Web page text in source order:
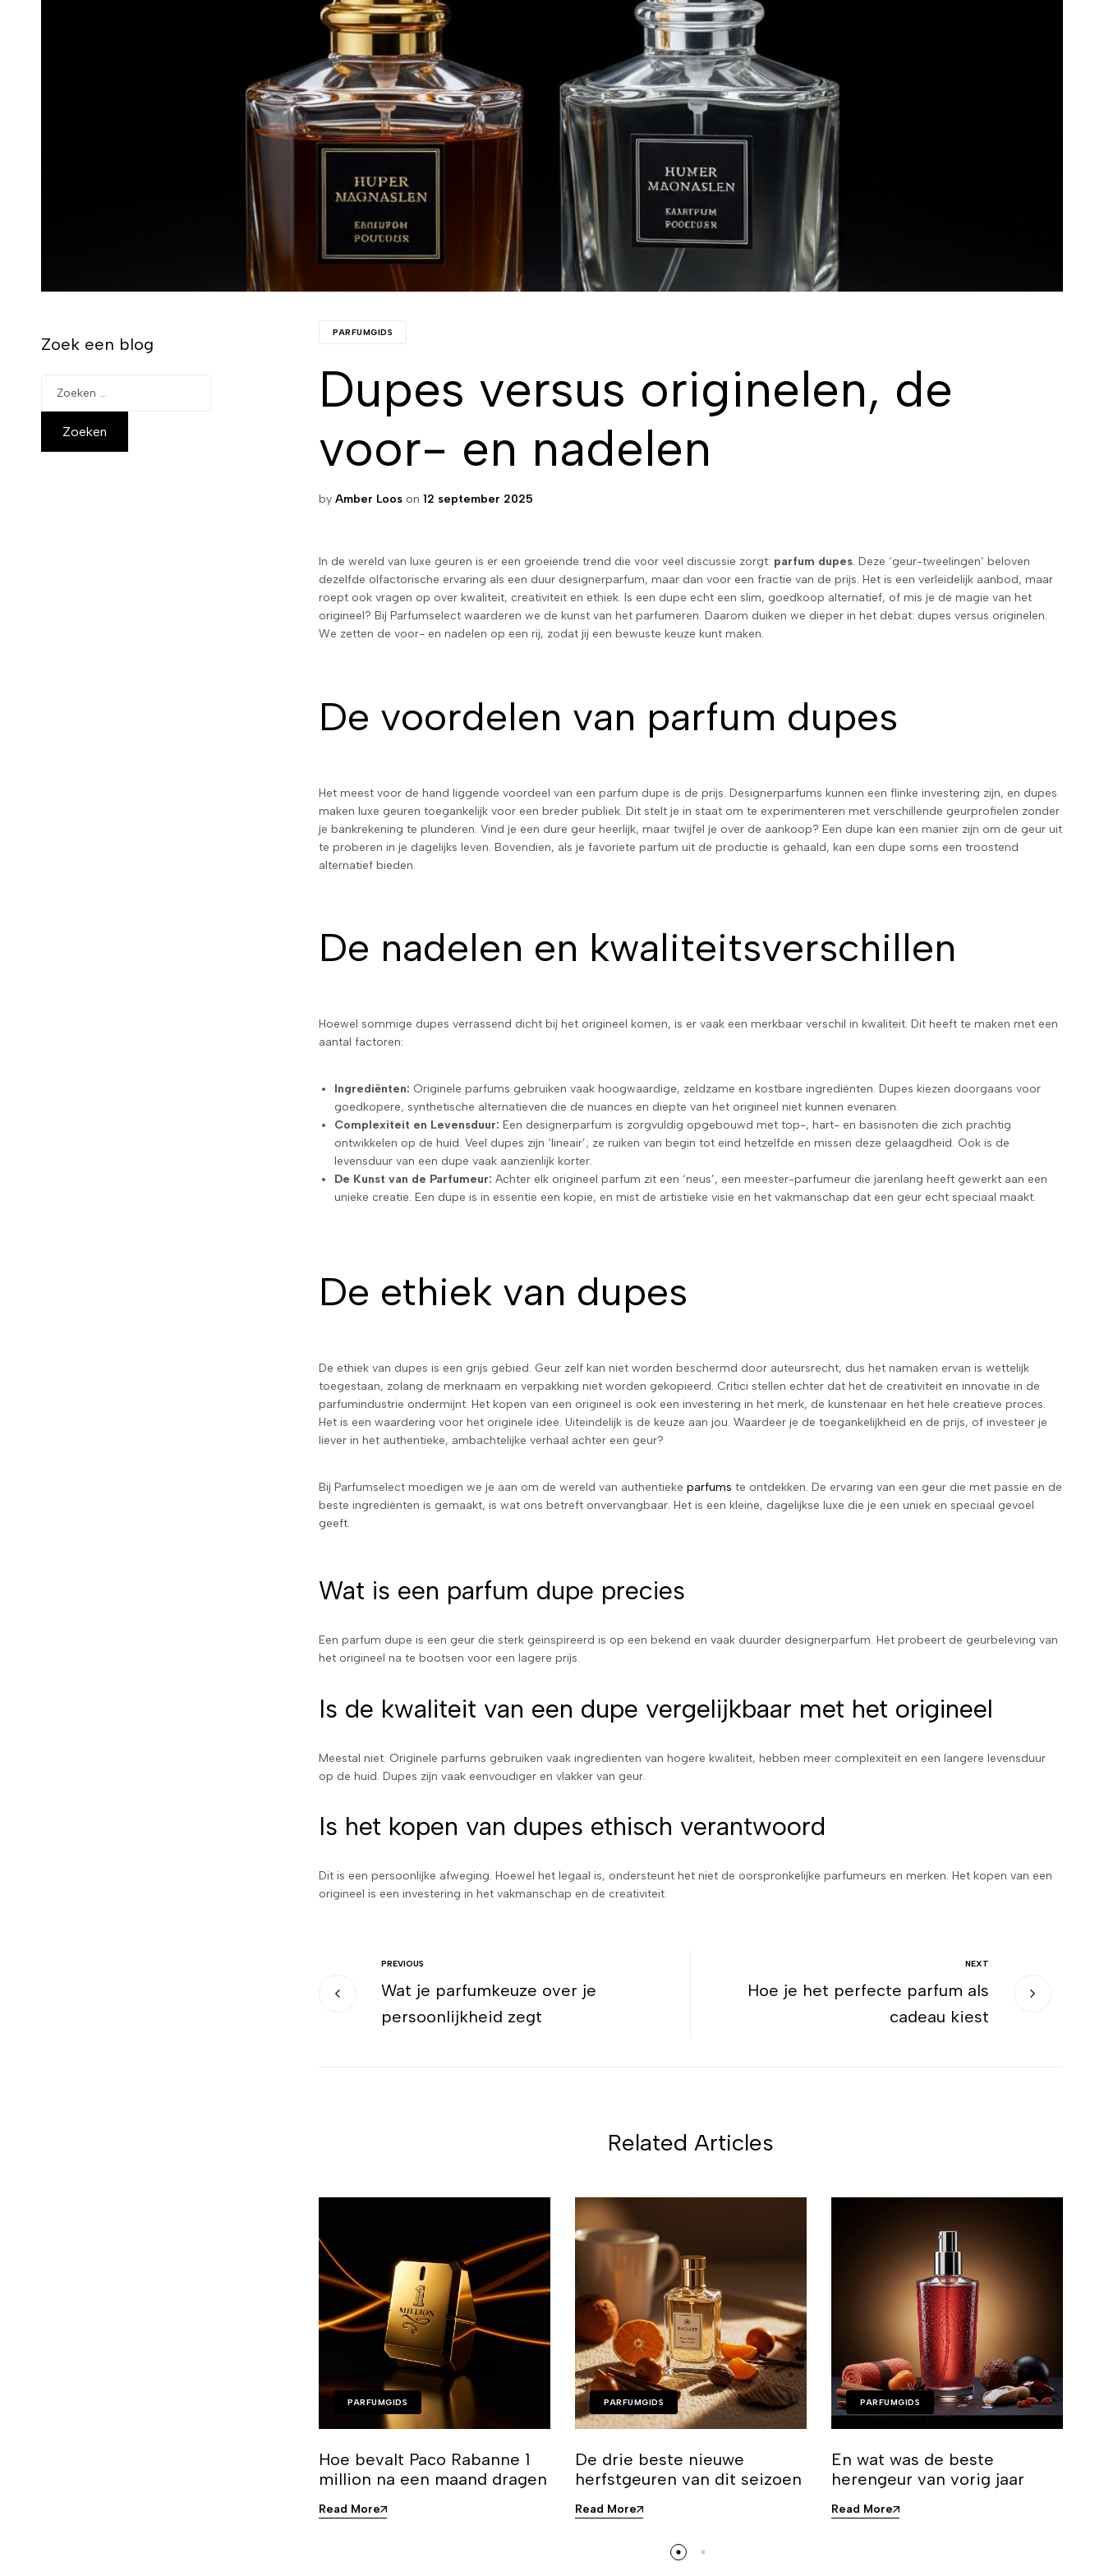
PARFUMGIDS
Dupes versus originelen, de
voor- en nadelen
byAmber Loos on12 september 2025
In de wereld van luxe geuren is er een groeiende trend die voor veel discussie zorgt: parfum dupes. Deze ‘geur-tweelingen’ beloven
dezelfde olfactorische ervaring als een duur designerparfum, maar dan voor een fractie van de prijs. Het is een verleidelijk aanbod, maar
roept ook vragen op over kwaliteit, creativiteit en ethiek. Is een dupe echt een slim, goedkoop alternatief, of mis je de magie van het
origineel? Bij Parfumselect waarderen we de kunst van het parfumeren. Daarom duiken we dieper in het debat: dupes versus originelen.
We zetten de voor- en nadelen op een rij, zodat jij een bewuste keuze kunt maken.
De voordelen van parfum dupes
Het meest voor de hand liggende voordeel van een parfum dupe is de prijs. Designerparfums kunnen een flinke investering zijn, en dupes
maken luxe geuren toegankelijk voor een breder publiek. Dit stelt je in staat om te experimenteren met verschillende geurprofielen zonder
je bankrekening te plunderen. Vind je een dure geur heerlijk, maar twijfel je over de aankoop? Een dupe kan een manier zijn om de geur uit
te proberen in je dagelijks leven. Bovendien, als je favoriete parfum uit de productie is gehaald, kan een dupe soms een troostend
alternatief bieden.
De nadelen en kwaliteitsverschillen
Hoewel sommige dupes verrassend dicht bij het origineel komen, is er vaak een merkbaar verschil in kwaliteit. Dit heeft te maken met een
aantal factoren:
Ingrediënten: Originele parfums gebruiken vaak hoogwaardige, zeldzame en kostbare ingrediënten. Dupes kiezen doorgaans voor
goedkopere, synthetische alternatieven die de nuances en diepte van het origineel niet kunnen evenaren.
Complexiteit en Levensduur: Een designerparfum is zorgvuldig opgebouwd met top-, hart- en basisnoten die zich prachtig
ontwikkelen op de huid. Veel dupes zijn ‘lineair’; ze ruiken van begin tot eind hetzelfde en missen deze gelaagdheid. Ook is de
levensduur van een dupe vaak aanzienlijk korter.
De Kunst van de Parfumeur: Achter elk origineel parfum zit een ‘neus’, een meester-parfumeur die jarenlang heeft gewerkt aan een
unieke creatie. Een dupe is in essentie een kopie, en mist de artistieke visie en het vakmanschap dat een geur echt speciaal maakt.
De ethiek van dupes
De ethiek van dupes is een grijs gebied. Geur zelf kan niet worden beschermd door auteursrecht, dus het namaken ervan is wettelijk
toegestaan, zolang de merknaam en verpakking niet worden gekopieerd. Critici stellen echter dat het de creativiteit en innovatie in de
parfumindustrie ondermijnt. Het kopen van een origineel is ook een investering in het merk, de kunstenaar en het hele creatieve proces.
Het is een waardering voor het originele idee. Uiteindelijk is de keuze aan jou. Waardeer je de toegankelijkheid en de prijs, of investeer je
liever in het authentieke, ambachtelijke verhaal achter een geur?
Bij Parfumselect moedigen we je aan om de wereld van authentiekeparfums te ontdekken. De ervaring van een geur die met passie en de
beste ingrediënten is gemaakt, is wat ons betreft onvervangbaar. Het is een kleine, dagelijkse luxe die je een uniek en speciaal gevoel
geeft.
Wat is een parfum dupe precies
Een parfum dupe is een geur die sterk geinspireerd is op een bekend en vaak duurder designerparfum. Het probeert de geurbeleving van
het origineel na te bootsen voor een lagere prijs.
Is de kwaliteit van een dupe vergelijkbaar met het origineel
Meestal niet. Originele parfums gebruiken vaak ingredienten van hogere kwaliteit, hebben meer complexiteit en een langere levensduur
op de huid. Dupes zijn vaak eenvoudiger en vlakker van geur.
Is het kopen van dupes ethisch verantwoord
Dit is een persoonlijke afweging. Hoewel het legaal is, ondersteunt het niet de oorspronkelijke parfumeurs en merken. Het kopen van een
origineel is een investering in het vakmanschap en de creativiteit.
PREVIOUS
Wat je parfumkeuze over je
persoonlijkheid zegt
NEXT
Hoe je het perfecte parfum als
cadeau kiest
Related Articles
PARFUMGIDS
Hoe bevalt Paco Rabanne 1
million na een maand dragen
Read More
PARFUMGIDS
De drie beste nieuwe
herfstgeuren van dit seizoen
Read More
PARFUMGIDS
En wat was de beste
herengeur van vorig jaar
Read More
Zoek een blog